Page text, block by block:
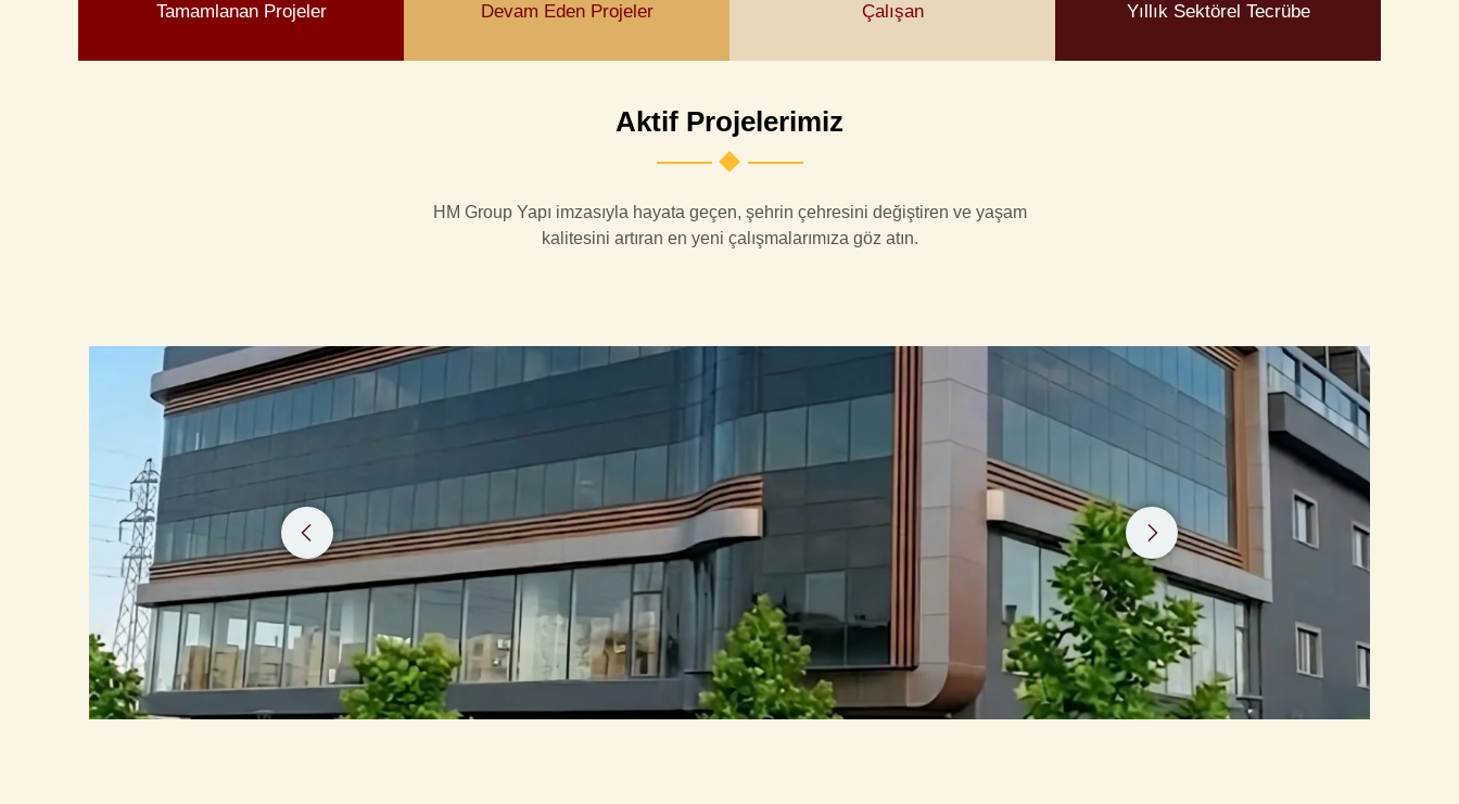
Tamamlanan Projeler Devam Eden Projeler Çalışan Yıllık Sektörel Tecrübe
Aktif Projelerimiz
HM Group Yapı imzasıyla hayata geçen, şehrin çehresini değiştiren ve yaşam
kalitesini artıran en yeni çalışmalarımıza göz atın.